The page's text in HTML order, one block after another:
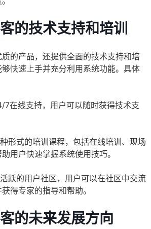
的技术支持和培训
的产品，还提供全面的技术支持和培
快速上手并充分利用系统功能。具体
7在线支持，用户可以随时获得技术支
形式的培训课程，包括在线培训、现场
用户快速掌握系统使用技巧。
跃的用户社区，用户可以在社区中交流
得专家的指导和帮助。
的未来发展方向